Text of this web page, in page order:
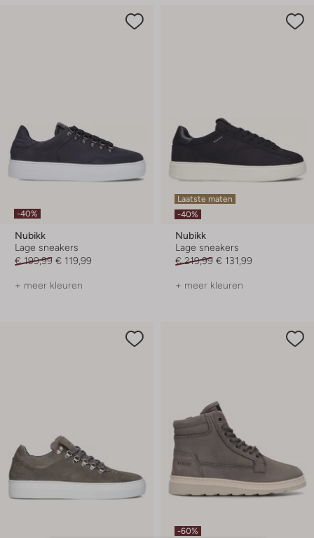
-40%
Nubikk
Lage sneakers
€ 199,99 € 119,99
+ meer kleuren
Laatste maten
-40%
Nubikk
Lage sneakers
€ 219,99 € 131,99
+ meer kleuren
-60%